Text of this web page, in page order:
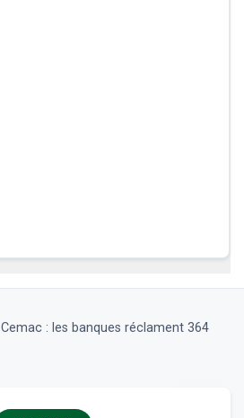
Cemac : les banques réclament 364